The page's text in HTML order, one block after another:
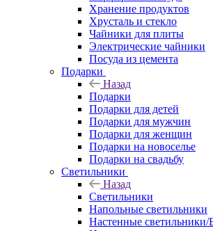
Хранение продуктов
Хрусталь и стекло
Чайники для плиты
Электрические чайники
Посуда из цемента
Подарки
Назад
Подарки
Подарки для детей
Подарки для мужчин
Подарки для женщин
Подарки на новоселье
Подарки на свадьбу
Светильники
Назад
Светильники
Напольные светильники
Настенные светильники/